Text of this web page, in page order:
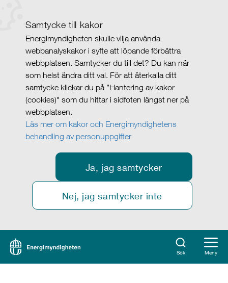
Samtycke till kakor
Energimyndigheten skulle vilja använda
webbanalyskakor i syfte att löpande förbättra
webbplatsen. Samtycker du till det? Du kan när
som helst ändra ditt val. För att återkalla ditt
samtycke klickar du på ”Hantering av kakor
(cookies)" som du hittar i sidfoten längst ner på
webbplatsen.
Läs mer om kakor och Energimyndighetens
behandling av personuppgifter
Ja, jag samtycker
Nej, jag samtycker inte
Sök Meny